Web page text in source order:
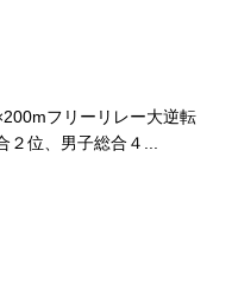
フリーリレー大逆転
位、男子総合４...